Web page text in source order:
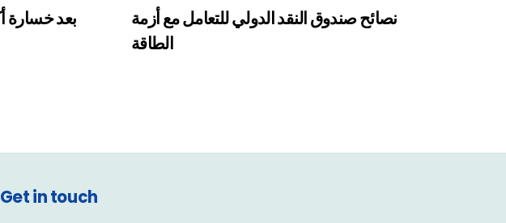
نصائح صندوق النقد الدولي للتعامل مع أزمة
الطاقة
Get in touch